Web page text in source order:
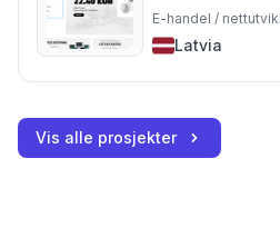
E-handel /
Latvia
Vis alle prosjekter